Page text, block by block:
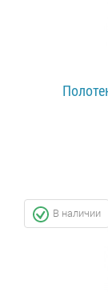
В наличии